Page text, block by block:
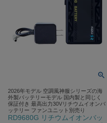
2026年モデル 空調風神服シリーズの海
外製バッテリーモデル 国内製と同じく
保証付き 最高出力30Vリチウムイオンバ
ッテリー ファンユニット別売り
RD9680G リチウムイオンバッ